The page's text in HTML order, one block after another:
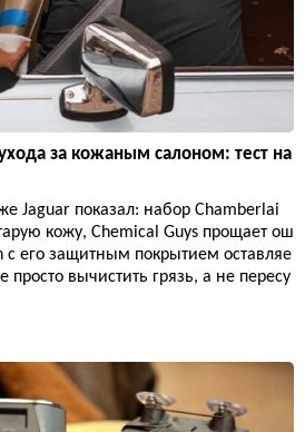
за кожаным салоном: тест на
Jaguar показал: набор Chamberlai
кожу, Chemical Guys прощает ош
с его защитным покрытием оставляе
просто вычистить грязь, а не пересу